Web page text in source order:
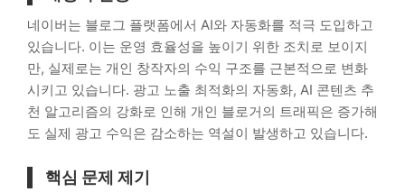
네이버는 블로그 플랫폼에서 AI와 자동화를 적극 도입하고
있습니다. 이는 운영 효율성을 높이기 위한 조치로 보이지
만, 실제로는 개인 창작자의 수익 구조를 근본적으로 변화
시키고 있습니다. 광고 노출 최적화의 자동화, AI 콘텐츠 추
천 알고리즘의 강화로 인해 개인 블로거의 트래픽은 증가해
도 실제 광고 수익은 감소하는 역설이 발생하고 있습니다.
핵심 문제 제기